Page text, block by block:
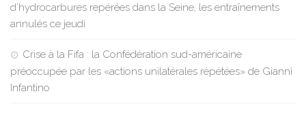
d’hydrocarbures repérées dans la Seine, les entraînements
annulés ce jeudi
Crise à la Fifa : la Confédération sud-américaine
préoccupée par les «actions unilatérales répétées» de Gianni
Infantino